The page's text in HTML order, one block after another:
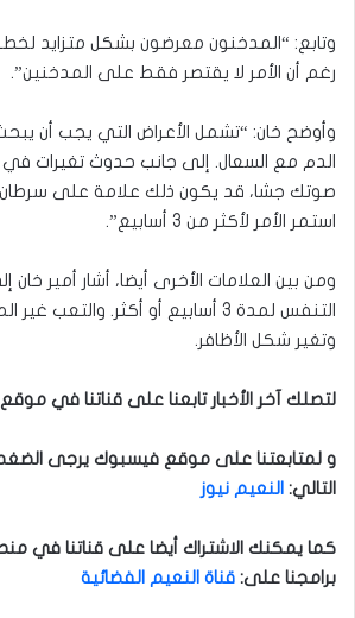
وتابع: “المدخنون معرضون بشكل متزايد لخطر
رغم أن الأمر لا يقتصر فقط على المدخنين”.
وأوضح خان: “تشمل الأعراض التي يجب أن
الدم مع السعال. إلى جانب حدوث تغيرات في
صوتك جشا، قد يكون ذلك علامة على سرطان
استمر الأمر لأكثر من 3 أسابيع”.
ومن بين العلامات الأخرى أيضا، أشار أمير
التنفس لمدة 3 أسابيع أو أكثر. والتعب
وتغير شكل الأظافر.
لتصلك آخر الأخبار تابعنا على قناتنا في موقع
و لمتابعتنا على موقع فيسبوك يرجى الضغط
التالي: النعيم نيوز
كما يمكنك الاشتراك أيضا على قناتنا في
برامجنا على: قناة النعيم الفضائية